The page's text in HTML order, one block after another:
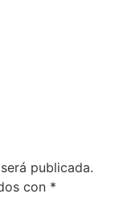
publicada.
con *